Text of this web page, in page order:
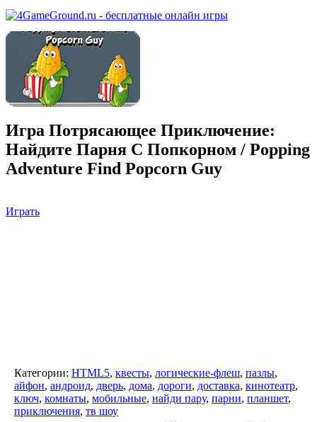
Игра Потрясающее Приключение:
Найдите Парня С Попкорном / Popping
Adventure Find Popcorn Guy
Играть
Категории: HTML5, квесты, логические-флеш, пазлы,
айфон, андроид, дверь, дома, дороги, доставка, кинотеатр,
ключ, комнаты, мобильные, найди пару, парни, планшет,
приключения, тв шоу